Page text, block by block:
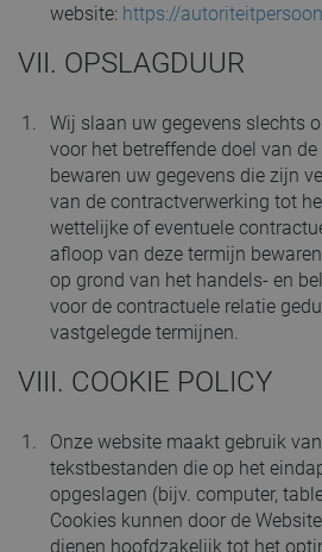
website: https://
VII. OPSLAGDUUR
Wij slaan uw gegevens slechts
voor het betreffende doel van
bewaren uw gegevens die zijn
van de contractverwerking tot
wettelijke of eventuele
afloop van deze termijn
op grond van het handels- en
voor de contractuele relatie
vastgelegde termijnen.
VIII. COOKIE POLICY
Onze website maakt gebruik
tekstbestanden die op het
opgeslagen (bijv. computer,
Cookies kunnen door de
dienen hoofdzakelijk tot het